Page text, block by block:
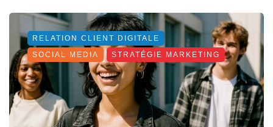
RELATION CLIENT DIGITALE
SOCIAL MEDIA
STRATÉGIE MARKETING